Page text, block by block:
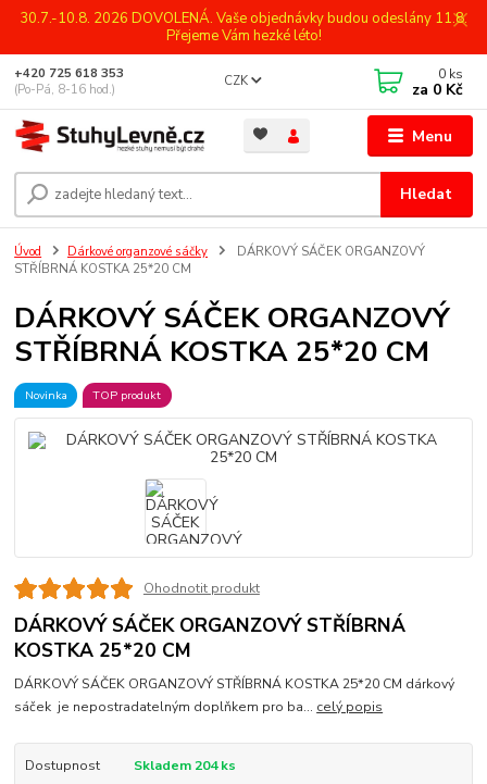
30.7.-10.8. 2026 DOVOLENÁ. Vaše objednávky budou odeslány 11.8.
Přejeme Vám hezké léto!
Menu
CZK
Hledat
+420 725 618 353
(Po-Pá, 8-16 hod.)
0 ks
za 0 Kč
Úvod Dárkové organzové sáčky
DÁRKOVÝ SÁČEK ORGANZOVÝ
STŘÍBRNÁ KOSTKA 25*20 CM
DÁRKOVÝ SÁČEK ORGANZOVÝ
STŘÍBRNÁ KOSTKA 25*20 CM
Novinka TOP produkt
Ohodnotit produkt
DÁRKOVÝ SÁČEK ORGANZOVÝ STŘÍBRNÁ
KOSTKA 25*20 CM
DÁRKOVÝ SÁČEK ORGANZOVÝ STŘÍBRNÁ KOSTKA 25*20 CM dárkový
sáček je nepostradatelným doplňkem pro ba... celý popis
Dostupnost Skladem 204 ks